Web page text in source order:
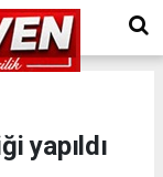
yapıldı